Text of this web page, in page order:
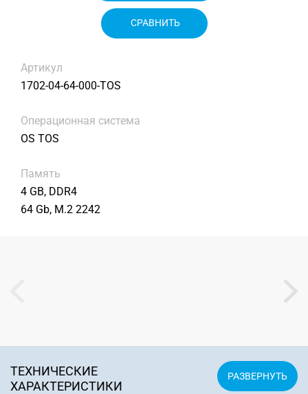
Артикул
1702-04-64-000-TOS
Операционная система
OS TOS
Память
4 GB, DDR4
64 Gb, M.2 2242
СРАВНИТЬ
ТЕХНИЧЕСКИЕ
ХАРАКТЕРИСТИКИ